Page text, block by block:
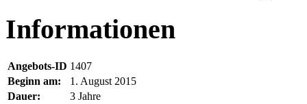
Informationen
Angebots-ID 1407
Beginn am:
1. August 2015
Dauer:
3 Jahre